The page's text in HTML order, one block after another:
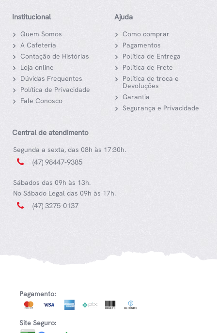
Institucional
Quem Somos
A Cafeteria
Contação de Histórias
Loja online
Dúvidas Frequentes
Política de Privacidade
Fale Conosco
Ajuda
Como comprar
Pagamentos
Política de Entrega
Política de Frete
Política de troca e
Devoluções
Garantia
Segurança e Privacidade
Central de atendimento
Segunda a sexta, das 08h às 17:30h.
(47) 98447-9385
Sábados das 09h às 13h.
No Sábado Legal das 09h às 17h.
(47) 3275-0137
Pagamento:
Site Seguro: